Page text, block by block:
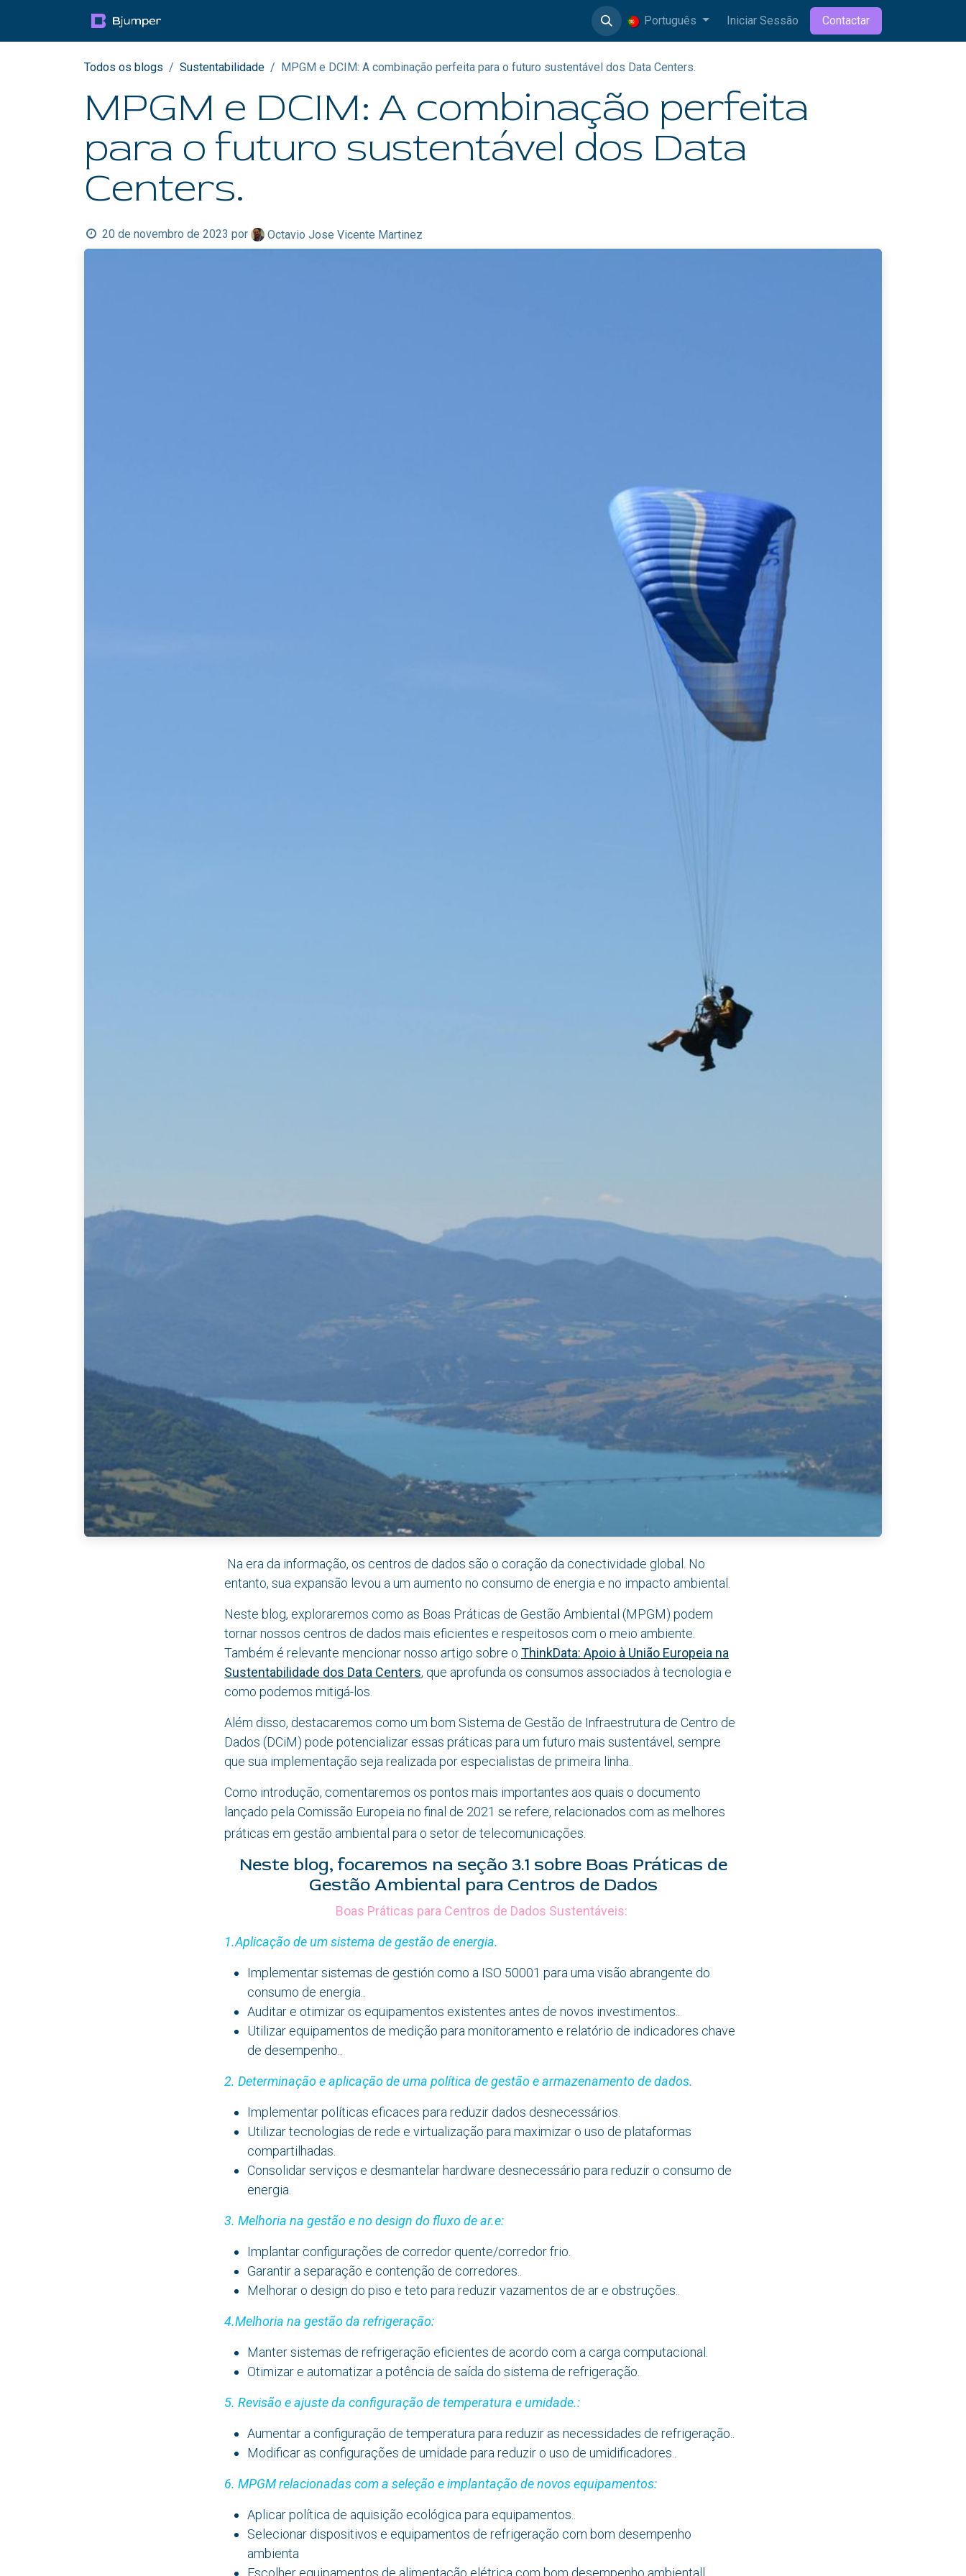
Português Iniciar Sessão Contactar
Todos os blogs Sustentabilidade MPGM e DCIM: A combinação perfeita para o futuro sustentável dos Data Centers.
MPGM e DCIM: A combinação perfeita
para o futuro sustentável dos Data
Centers.
20 de novembro de 2023 por Octavio Jose Vicente Martinez
Na era da informação, os centros de dados são o coração da conectividade global. No
entanto, sua expansão levou a um aumento no consumo de energia e no impacto ambiental.
Neste blog, exploraremos como as Boas Práticas de Gestão Ambiental (MPGM) podem
tornar nossos centros de dados mais eficientes e respeitosos com o meio ambiente.
Também é relevante mencionar nosso artigo sobre o ThinkData: Apoio à União Europeia na
Sustentabilidade dos Data Centers, que aprofunda os consumos associados à tecnologia e
como podemos mitigá-los.
Além disso, destacaremos como um bom Sistema de Gestão de Infraestrutura de Centro de
Dados (DCiM) pode potencializar essas práticas para um futuro mais sustentável, sempre
que sua implementação seja realizada por especialistas de primeira linha..
Como introdução, comentaremos os pontos mais importantes aos quais o documento
lançado pela Comissão Europeia no final de 2021 se refere, relacionados com as melhores
práticas em gestão ambiental para o setor de telecomunicações.
Neste blog, focaremos na seção 3.1 sobre Boas Práticas de
Gestão Ambiental para Centros de Dados
Boas Práticas para Centros de Dados Sustentáveis:
1.Aplicação de um sistema de gestão de energia.
Implementar sistemas de gestión como a ISO 50001 para uma visão abrangente do
consumo de energia..
Auditar e otimizar os equipamentos existentes antes de novos investimentos..
Utilizar equipamentos de medição para monitoramento e relatório de indicadores chave
de desempenho..
2. Determinação e aplicação de uma política de gestão e armazenamento de dados.
Implementar políticas eficaces para reduzir dados desnecessários.
Utilizar tecnologias de rede e virtualização para maximizar o uso de plataformas
compartilhadas.
Consolidar serviços e desmantelar hardware desnecessário para reduzir o consumo de
energia.
3. Melhoria na gestão e no design do fluxo de ar.e:
Implantar configurações de corredor quente/corredor frio.
Garantir a separação e contenção de corredores..
Melhorar o design do piso e teto para reduzir vazamentos de ar e obstruções..
4.Melhoria na gestão da refrigeração:
Manter sistemas de refrigeração eficientes de acordo com a carga computacional.
Otimizar e automatizar a potência de saída do sistema de refrigeração.
5. Revisão e ajuste da configuração de temperatura e umidade.:
Aumentar a configuração de temperatura para reduzir as necessidades de refrigeração..
Modificar as configurações de umidade para reduzir o uso de umidificadores..
6. MPGM relacionadas com a seleção e implantação de novos equipamentos:
Aplicar política de aquisição ecológica para equipamentos..
Selecionar dispositivos e equipamentos de refrigeração com bom desempenho
ambienta
Escolher equipamentos de alimentação elétrica com bom desempenho ambientall.